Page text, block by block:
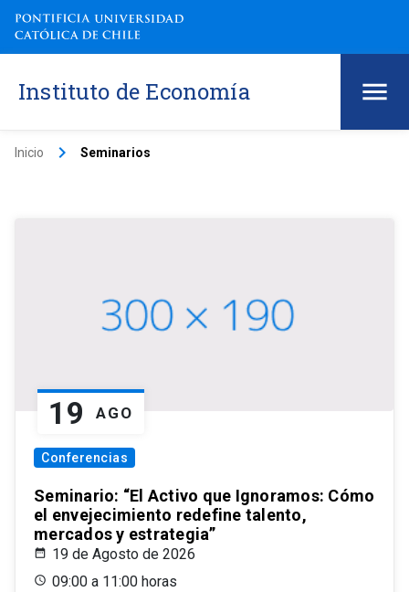
Instituto de Economía
Inicio keyboard_arrow_right Seminarios
19 AGO
Conferencias
Seminario: “El Activo que Ignoramos: Cómo
el envejecimiento redefine talento,
mercados y estrategia”
19 de Agosto de 2026
09:00 a 11:00 horas